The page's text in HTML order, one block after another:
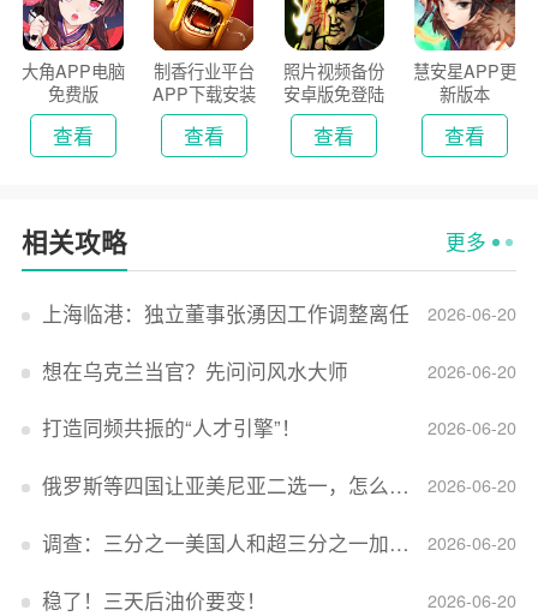
大角APP电脑
免费版
查看
制香行业平台
APP下载安装
2026
查看
照片视频备份
安卓版免登陆
版
查看
慧安星APP更
新版本
查看
相关攻略 更多
2026-06-20
上海临港：独立董事张湧因工作调整离任
2026-06-20
想在乌克兰当官？先问问风水大师
2026-06-20
打造同频共振的“人才引擎”！
2026-06-20
俄罗斯等四国让亚美尼亚二选一，怎么回事？
2026-06-20
调查：三分之一美国人和超三分之一加拿大人感到经济压力
2026-06-20
稳了！三天后油价要变！